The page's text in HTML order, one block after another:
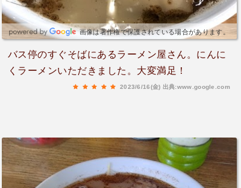
画像は著作権で保護されている場合があります。
バス停のすぐそばにあるラーメン屋さん。にんに
くラーメンいただきました。大変満足！
2023/6/16(金) 出典:www.google.com